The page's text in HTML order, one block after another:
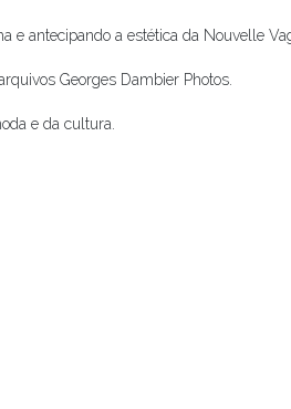
antecipando a estética da Nouvelle
Georges Dambier Photos.
e da cultura.